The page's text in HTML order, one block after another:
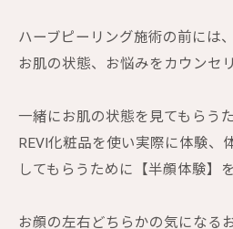
ハーブピーリング施術の前には、
お肌の状態、お悩みをカウンセ
一緒にお肌の状態を見てもらうた
REVI化粧品を使い実際に体験、
してもらうために【半顔体験】
お顔の左右どちらかの気になる